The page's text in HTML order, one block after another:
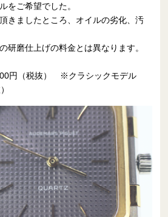
をご希望でした。
きましたところ、オイルの劣化、汚
研磨仕上げの料金とは異なります。
円（税抜） ※クラシックモデル